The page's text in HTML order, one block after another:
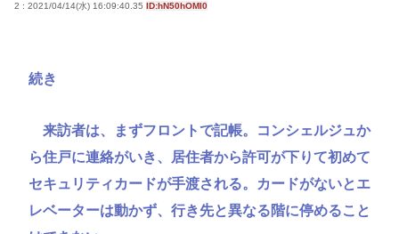
2 : 2021/04/14(水) 16:09:40.35 ID:hN50hOMI0
続き
来訪者は、まずフロントで記帳。コンシェルジュか
ら住戸に連絡がいき、居住者から許可が下りて初めて
セキュリティカードが手渡される。カードがないとエ
レベーターは動かず、行き先と異なる階に停めること